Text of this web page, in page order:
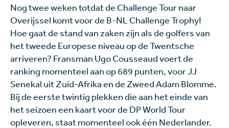
Nog twee weken totdat de Challenge Tour naar
Overijssel komt voor de B-NL Challenge Trophy!
Hoe gaat de stand van zaken zijn als de golfers van
het tweede Europese niveau op de Twentsche
arriveren? Fransman Ugo Cousseaud voert de
ranking momenteel aan op 689 punten, voor JJ
Senekal uit Zuid-Afrika en de Zweed Adam Blomme.
Bij de eerste twintig plekken die aan het einde van
het seizoen een kaart voor de DP World Tour
opleveren, staat momenteel ook één Nederlander.